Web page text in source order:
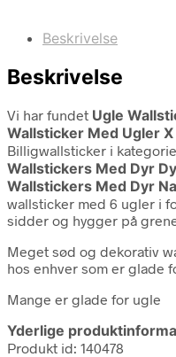
Beskrivelse
Beskrivelse
Vi har fundet Ugle
Wallsticker Med Ugler X
Billigwallsticker i
Wallstickers Med Dyr
Wallstickers Med Dyr
wallsticker med 6 ugler i
sidder og hygger på
Meget sød og dekorativ
hos enhver som er glade
Mange er glade for ugle
Yderlige
Produkt id: 140478